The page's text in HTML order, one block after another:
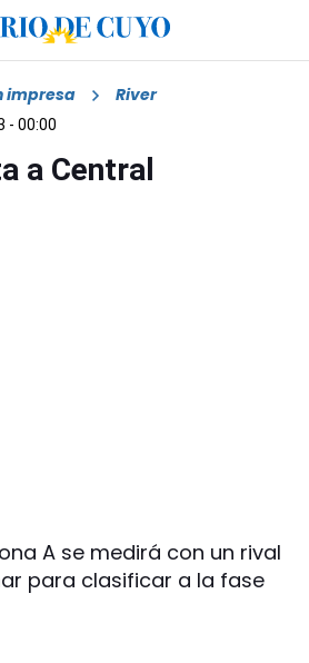
impresa River
- 00:00
a Central
A se medirá con un rival
para clasificar a la fase